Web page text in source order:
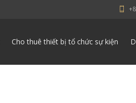
Cho thuê thiết bị tổ chức sự kiện